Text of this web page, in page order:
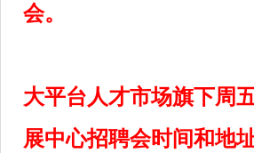
会。
大平台人才市场旗下周
展中心招聘会时间和地